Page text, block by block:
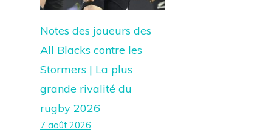
Notes des joueurs des
All Blacks contre les
Stormers | La plus
grande rivalité du
rugby 2026
7 août 2026